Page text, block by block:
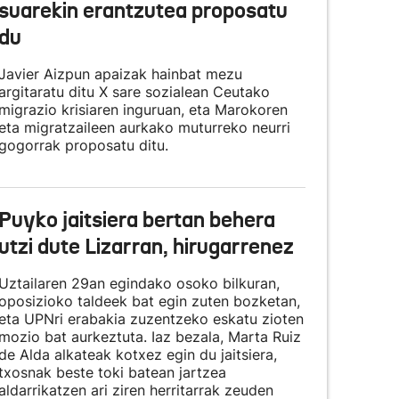
erantzutea proposatu
Aizpun apaizak hainbat mezu
ditu X sare sozialean Ceutako
krisiaren inguruan, eta Marokoren
migratzaileen aurkako muturreko neurri
proposatu ditu.
jaitsiera bertan behera
dute Lizarran, hirugarrenez
29an egindako osoko bilkuran,
taldeek bat egin zuten bozketan,
UPNri erabakia zuzentzeko eskatu zioten
bat aurkeztuta. Iaz bezala, Marta Ruiz
Alda alkateak kotxez egin du jaitsiera,
beste toki batean jartzea
ari ziren herritarrak zeuden